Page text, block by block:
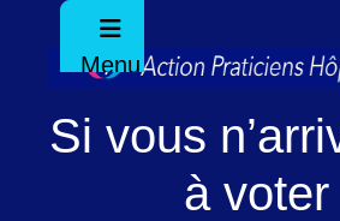
Menu
Si vous
à voter